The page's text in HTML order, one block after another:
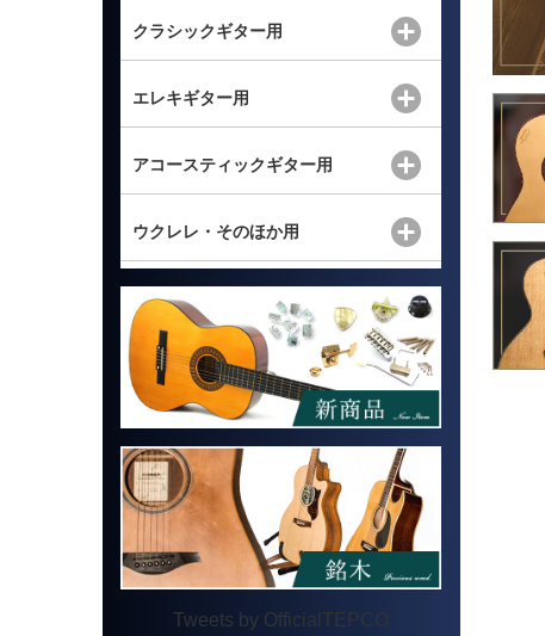
クラシックギター用
エレキギター用
アコースティックギター用
ウクレレ・そのほか用
Tweets by OfficialTEPCO